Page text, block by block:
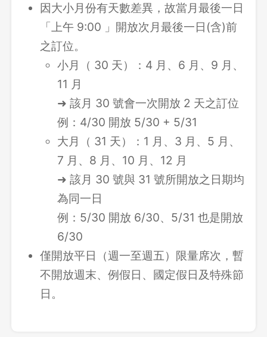
因大小月份有天數差異，故當月最後一日
「上午 9:00 」開放次月最後一日(含)前
之訂位。
小月（ 30 天）：4 月、6 月、9 月、
11 月
➜ 該月 30 號會一次開放 2 天之訂位
例：4/30 開放 5/30 + 5/31
大月（ 31 天）：1 月、3 月、5 月、
7 月、8 月、10 月、12 月
➜ 該月 30 號與 31 號所開放之日期均
為同一日
例：5/30 開放 6/30、5/31 也是開放
6/30
僅開放平日（週一至週五）限量席次，暫
不開放週末、例假日、國定假日及特殊節
日。